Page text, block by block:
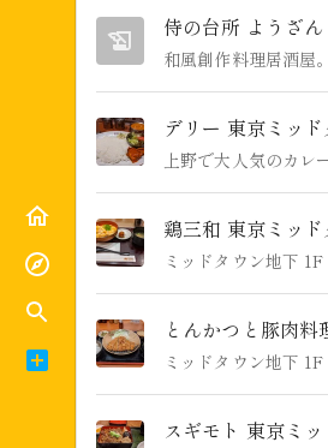
侍の台所 ようざん
デリー 東京ミッ
鶏三和 東京ミッ
とんかつと豚肉料
スギモト 東京ミ